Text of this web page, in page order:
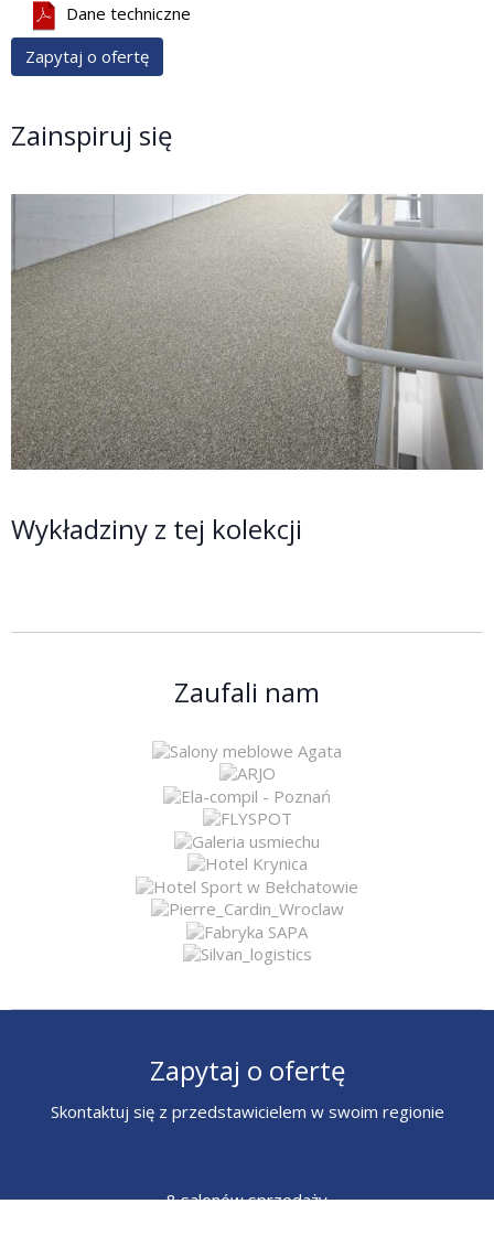
Dane techniczne
Zapytaj o ofertę
Zainspiruj się
Wykładziny z tej kolekcji
Zaufali nam
Zapytaj o ofertę
Skontaktuj się z przedstawicielem w swoim regionie
8 salonów sprzedaży